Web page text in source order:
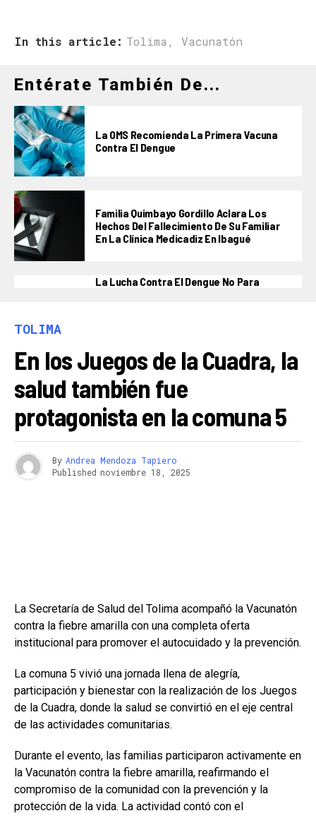
In this article: Tolima , Vacunatón
Entérate También De...
La OMS Recomienda La Primera Vacuna
Contra El Dengue
Familia Quimbayo Gordillo Aclara Los
Hechos Del Fallecimiento De Su Familiar
En La Clínica Medicadiz En Ibagué
La Lucha Contra El Dengue No Para
TOLIMA
En los Juegos de la Cuadra, la
salud también fue
protagonista en la comuna 5
By Andrea Mendoza Tapiero
Published noviembre 18, 2025
La Secretaría de Salud del Tolima acompañó la Vacunatón
contra la fiebre amarilla con una completa oferta
institucional para promover el autocuidado y la prevención.
La comuna 5 vivió una jornada llena de alegría,
participación y bienestar con la realización de los Juegos
de la Cuadra, donde la salud se convirtió en el eje central
de las actividades comunitarias.
Durante el evento, las familias participaron activamente en
la Vacunatón contra la fiebre amarilla, reafirmando el
compromiso de la comunidad con la prevención y la
protección de la vida. La actividad contó con el